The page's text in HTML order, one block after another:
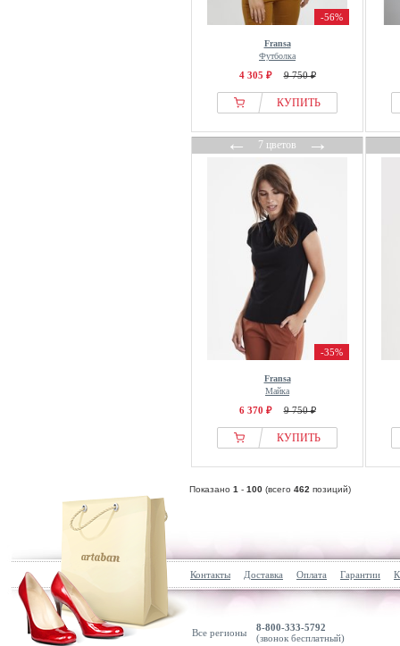
-56%
Fransa
Футболка
4 305 ₽ 9 750 ₽
КУПИТЬ
←7 цветов→
-35%
Fransa
Майка
6 370 ₽ 9 750 ₽
КУПИТЬ
Показано 1 - 100 (всего 462 позиций)
Контакты Доставка Оплата Гарантии
Все регионы
8-800-333-5792
(звонок бесплатный)